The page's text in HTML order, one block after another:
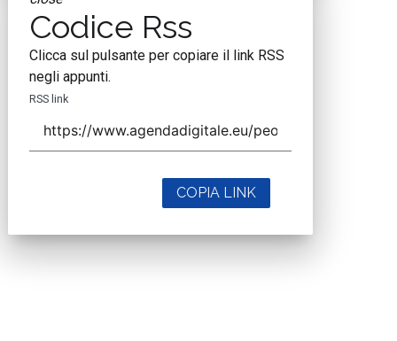
Codice Rss
Clicca sul pulsante per copiare il link RSS
negli appunti.
RSS link
COPIA LINK